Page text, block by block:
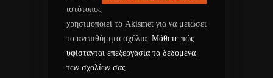
ιστότοπος
χρησιμοποιεί το Akismet για να μειώσει
τα ανεπιθύμητα σχόλια. Μάθετε πώς
υφίστανται επεξεργασία τα δεδομένα
των σχολίων σας